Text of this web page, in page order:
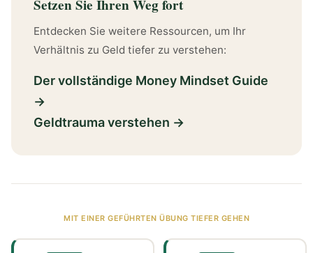
Setzen Sie Ihren Weg fort
Entdecken Sie weitere Ressourcen, um Ihr
Verhältnis zu Geld tiefer zu verstehen:
Der vollständige Money Mindset Guide
→
Geldtrauma verstehen →
MIT EINER GEFÜHRTEN ÜBUNG TIEFER GEHEN